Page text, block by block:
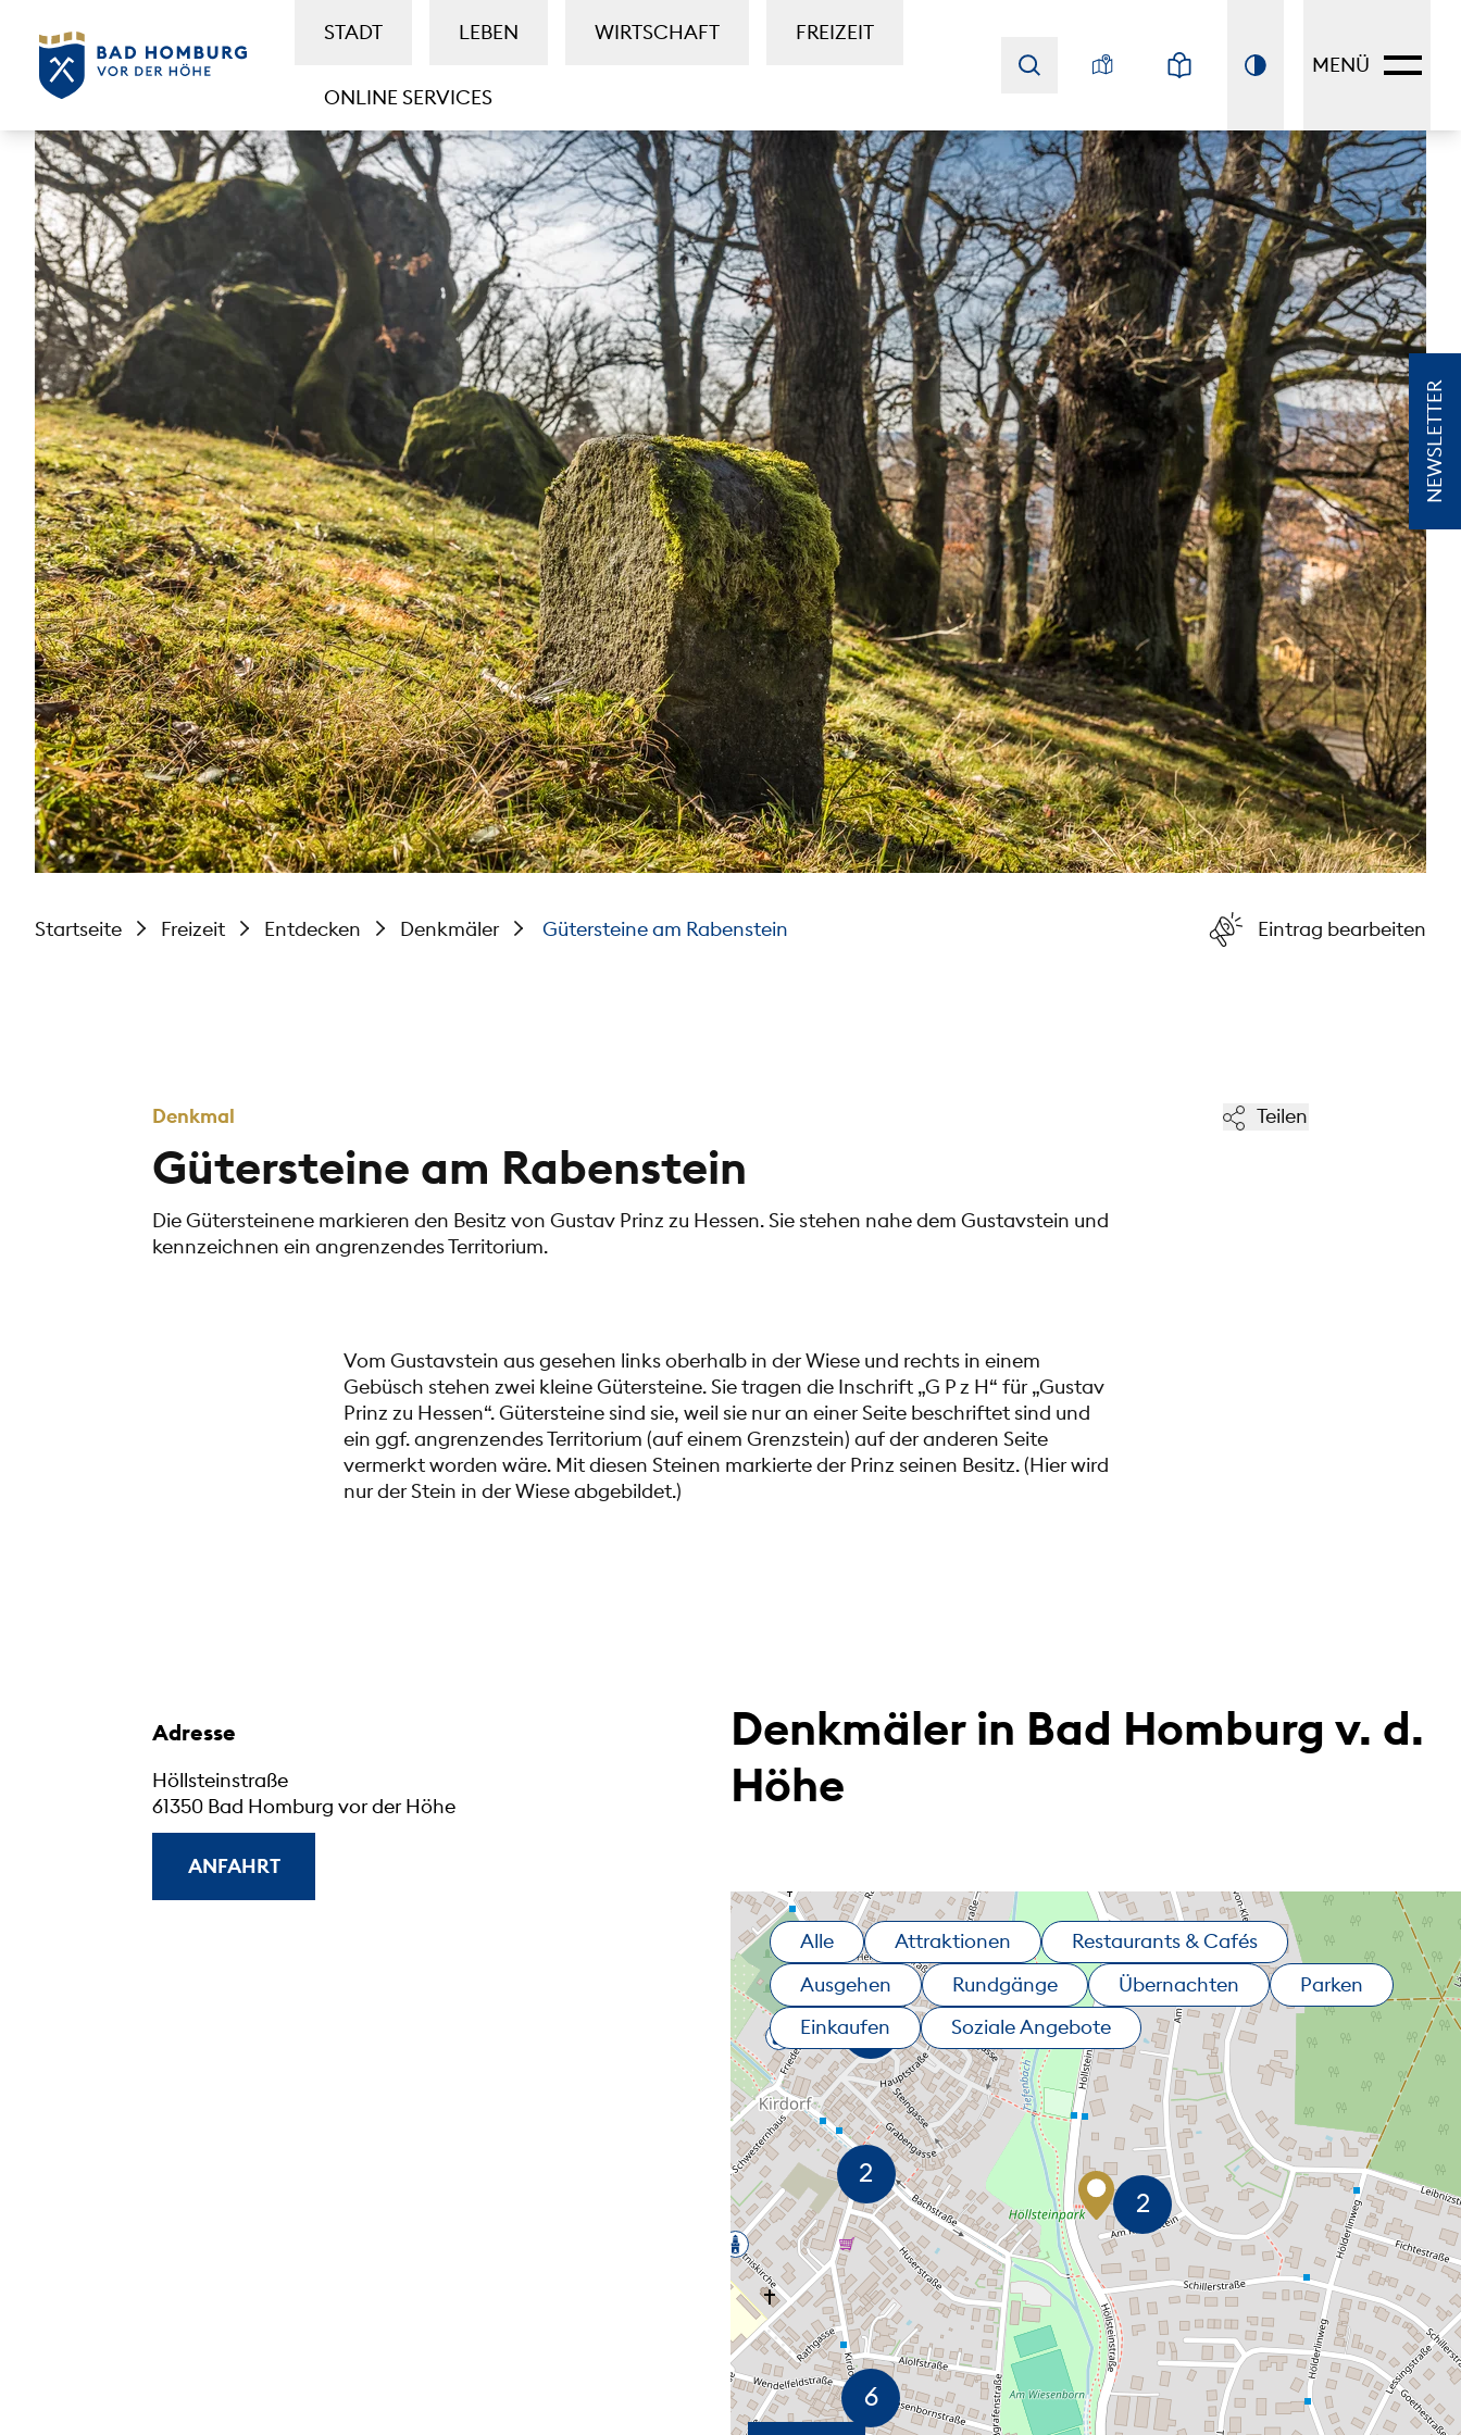
STADT LEBEN WIRTSCHAFT FREIZEIT
ONLINE SERVICES
MENÜ
Startseite Freizeit Entdecken Denkmäler Gütersteine am Rabenstein Eintrag bearbeiten
NEWSLETTER
Denkmal
Gütersteine am Rabenstein
Die Gütersteinene markieren den Besitz von Gustav Prinz zu Hessen. Sie stehen nahe dem Gustavstein und
kennzeichnen ein angrenzendes Territorium.
Teilen
Vom Gustavstein aus gesehen links oberhalb in der Wiese und rechts in einem
Gebüsch stehen zwei kleine Gütersteine. Sie tragen die Inschrift „G P z H“ für „Gustav
Prinz zu Hessen“. Gütersteine sind sie, weil sie nur an einer Seite beschriftet sind und
ein ggf. angrenzendes Territorium (auf einem Grenzstein) auf der anderen Seite
vermerkt worden wäre. Mit diesen Steinen markierte der Prinz seinen Besitz. (Hier wird
nur der Stein in der Wiese abgebildet.)
Adresse
Höllsteinstraße
61350 Bad Homburg vor der Höhe
ANFAHRT
Denkmäler in Bad Homburg v. d.
Höhe
Alle Attraktionen
Restaurants & Cafés
Ausgehen
Rundgänge Übernachten
Parken
Einkaufen
Soziale Angebote